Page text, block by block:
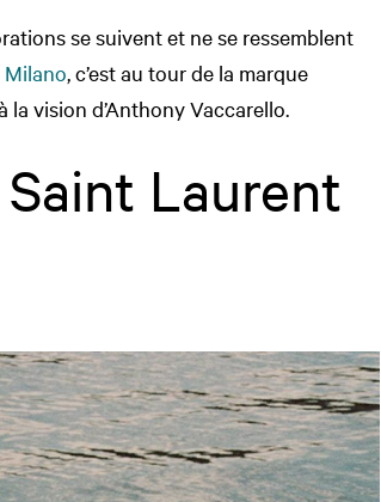
se suivent et ne se ressemblent
, c’est au tour de la marque
la vision d’Anthony Vaccarello.
Laurent